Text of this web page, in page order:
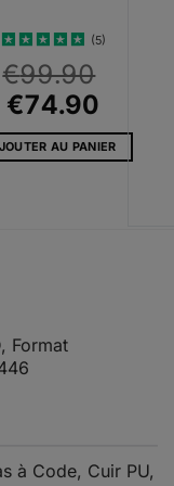
Note4.6
sur 5
(5)
€99.90
Le
prix
initial
€74.90
prix
AU PANIER
Format
à Code, Cuir PU,